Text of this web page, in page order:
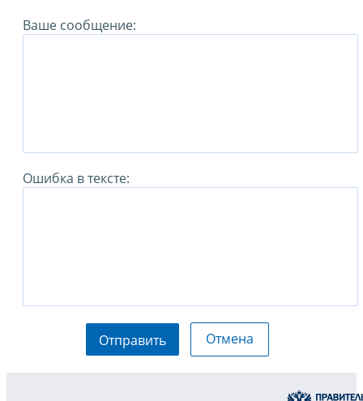
Ваше сообщение:
Ошибка в тексте:
Отправить Отмена